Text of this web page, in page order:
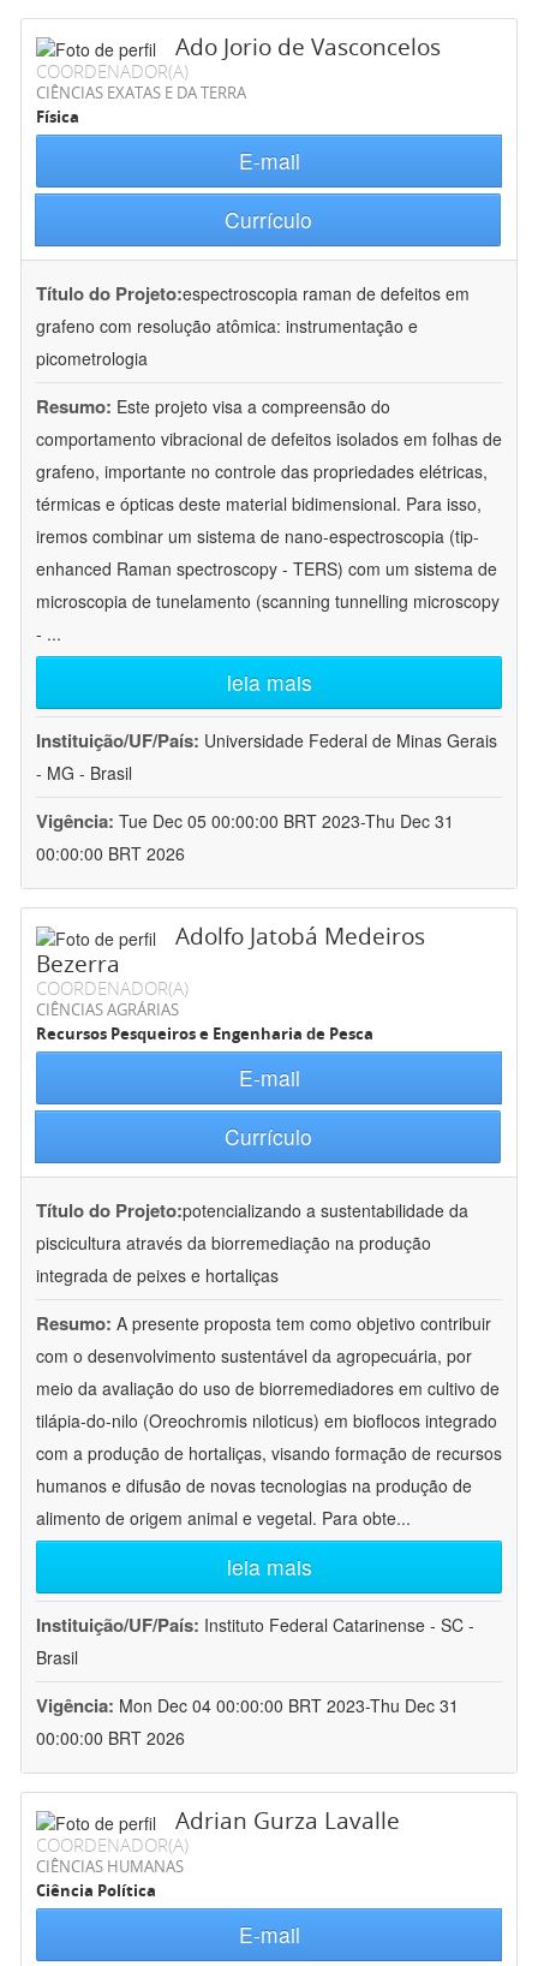
Ado Jorio de Vasconcelos
COORDENADOR(A)
CIÊNCIAS EXATAS E DA TERRA
Física
E-mail
Currículo
Título do Projeto:espectroscopia raman de defeitos em
grafeno com resolução atômica: instrumentação e
picometrologia
Resumo: Este projeto visa a compreensão do
comportamento vibracional de defeitos isolados em folhas de
grafeno, importante no controle das propriedades elétricas,
térmicas e ópticas deste material bidimensional. Para isso,
iremos combinar um sistema de nano-espectroscopia (tip-
enhanced Raman spectroscopy - TERS) com um sistema de
microscopia de tunelamento (scanning tunnelling microscopy
- ...
leia mais
Instituição/UF/País: Universidade Federal de Minas Gerais
- MG - Brasil
Vigência: Tue Dec 05 00:00:00 BRT 2023-Thu Dec 31
00:00:00 BRT 2026
Adolfo Jatobá Medeiros
Bezerra
COORDENADOR(A)
CIÊNCIAS AGRÁRIAS
Recursos Pesqueiros e Engenharia de Pesca
E-mail
Currículo
Título do Projeto:potencializando a sustentabilidade da
piscicultura através da biorremediação na produção
integrada de peixes e hortaliças
Resumo: A presente proposta tem como objetivo contribuir
com o desenvolvimento sustentável da agropecuária, por
meio da avaliação do uso de biorremediadores em cultivo de
tilápia-do-nilo (Oreochromis niloticus) em bioflocos integrado
com a produção de hortaliças, visando formação de recursos
humanos e difusão de novas tecnologias na produção de
alimento de origem animal e vegetal. Para obte...
leia mais
Instituição/UF/País: Instituto Federal Catarinense - SC -
Brasil
Vigência: Mon Dec 04 00:00:00 BRT 2023-Thu Dec 31
00:00:00 BRT 2026
Adrian Gurza Lavalle
COORDENADOR(A)
CIÊNCIAS HUMANAS
Ciência Política
E-mail